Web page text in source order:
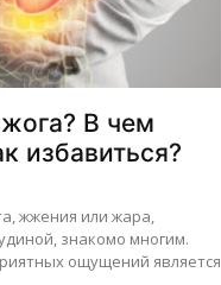
В чем
избавиться?
жжения или жара,
знакомо многим.
ощущений является